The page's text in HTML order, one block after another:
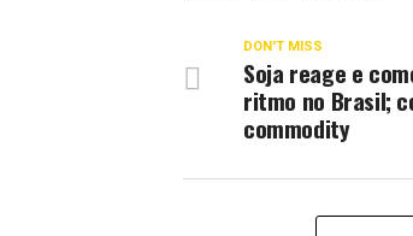
DON'T MISS
Soja reage e
ritmo no Brasil;
commodity